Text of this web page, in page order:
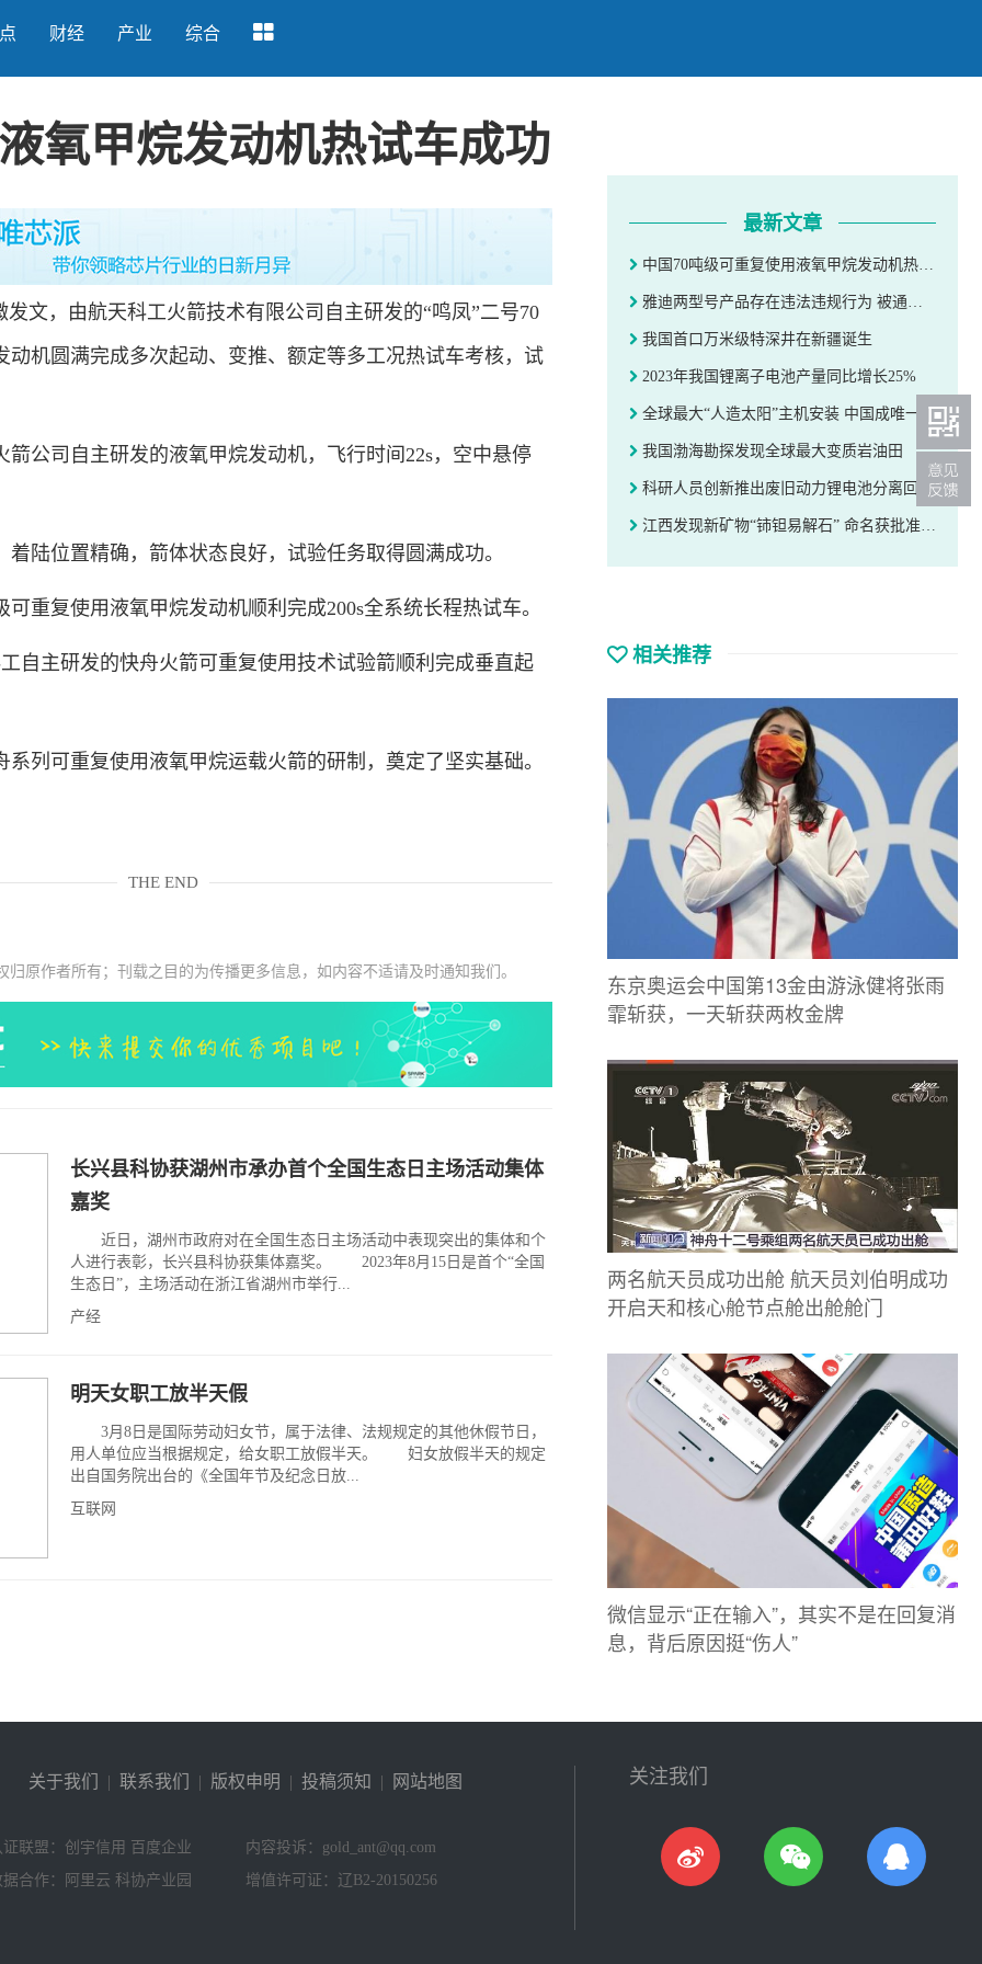
财经 产业 综合
氧甲烷发动机热试车成功
，由航天科工火箭技术有限公司自主研发的“鸣凤”二号70
动机圆满完成多次起动、变推、额定等多工况热试车考核，试
司自主研发的液氧甲烷发动机，飞行时间22s，空中悬停
位置精确，箭体状态良好，试验任务取得圆满成功。
复使用液氧甲烷发动机顺利完成200s全系统长程热试车。
主研发的快舟火箭可重复使用技术试验箭顺利完成垂直起
可重复使用液氧甲烷运载火箭的研制，奠定了坚实基础。
THE END
归原作者所有；刊载之目的为传播更多信息，如内容不适请及时通知我们。
长兴县科协获湖州市承办首个全国生态日主场活动集体
嘉奖
近日，湖州市政府对在全国生态日主场活动中表现突出的集体和个
人进行表彰，长兴县科协获集体嘉奖。 2023年8月15日是首个“全国
生态日”，主场活动在浙江省湖州市举行...
产经
明天女职工放半天假
3月8日是国际劳动妇女节，属于法律、法规规定的其他休假节日，
用人单位应当根据规定，给女职工放假半天。 妇女放假半天的规定
出自国务院出台的《全国年节及纪念日放...
互联网
最新文章
中国70吨级可重复使用液氧甲烷发动机热试车成功
雅迪两型号产品存在违法违规行为 被通报不得在北京市销售和登记上牌
我国首口万米级特深井在新疆诞生
2023年我国锂离子电池产量同比增长25%
全球最大“人造太阳”主机安装 中国成唯一承包方
我国渤海勘探发现全球最大变质岩油田
科研人员创新推出废旧动力锂电池分离回收新工艺
江西发现新矿物“铈钽易解石” 命名获批准通过
相关推荐
东京奥运会中国第13金由游泳健将张雨
霏斩获，一天斩获两枚金牌
两名航天员成功出舱 航天员刘伯明成功
开启天和核心舱节点舱出舱舱门
微信显示“正在输入”，其实不是在回复消
息，背后原因挺“伤人”
关于我们 | 联系我们 | 版权申明 | 投稿须知 | 网站地图
证联盟：创宇信用 百度企业
内容投诉：gold_ant@qq.com
据合作：阿里云 科协产业园
增值许可证：辽B2-20150256
关注我们